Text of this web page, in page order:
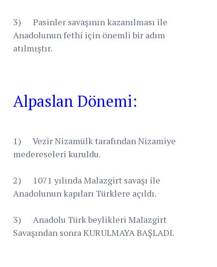
3) Pasinler savaşının kazanılması ile
Anadolunun fethi için önemli bir adım
atılmıştır.
Alpaslan Dönemi:
1) Vezir Nizamülk tarafından Nizamiye
medereseleri kuruldu.
2) 1071 yılında Malazgirt savaşı ile
Anadolunun kapıları Türklere açıldı.
3) Anadolu Türk beylikleri Malazgirt
Savaşından sonra KURULMAYA BAŞLADI.